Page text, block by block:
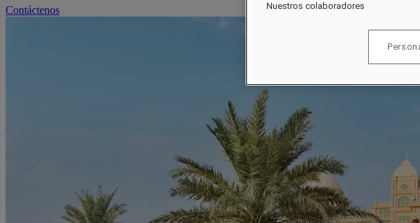
Contáctenos
Nuestros colaboradores